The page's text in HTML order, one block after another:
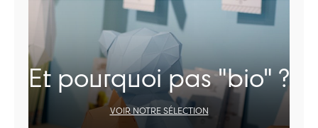
Et pourquoi pas "bio" ?
VOIR NOTRE SÉLECTION